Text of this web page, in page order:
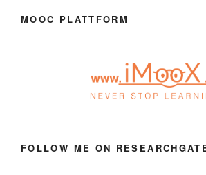
MOOC PLATTFORM
FOLLOW ME ON